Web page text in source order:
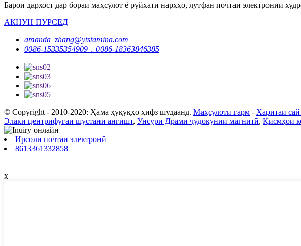
Барои дархост дар бораи маҳсулот ё рӯйхати нархҳо, лутфан почтаи электронии
АКНУН ПУРСЕД
amanda_zhang@ytstamina.com
0086-15335354909，0086-18363846385
© Copyright - 2010-2020: Ҳама ҳуқуқҳо ҳифз шудаанд. Маҳсулоти гарм - Харитаи
Элаки центрифугаи шустани ангишт, Унсури Драми ҷудокунии магнитӣ, Қисмҳои
Ирсоли почтаи электронӣ
8613361332858
x